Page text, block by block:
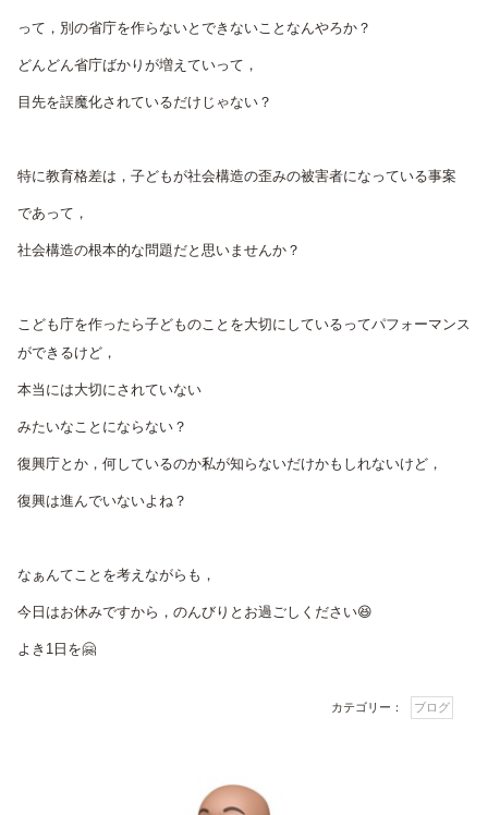
って，別の省庁を作らないとできないことなんやろか？
どんどん省庁ばかりが増えていって，
目先を誤魔化されているだけじゃない？
特に教育格差は，子どもが社会構造の歪みの被害者になっている事案
であって，
社会構造の根本的な問題だと思いませんか？
こども庁を作ったら子どものことを大切にしているってパフォーマンス
ができるけど，
本当には大切にされていない
みたいなことにならない？
復興庁とか，何しているのか私が知らないだけかもしれないけど，
復興は進んでいないよね？
なぁんてことを考えながらも，
今日はお休みですから，のんびりとお過ごしください😆
よき1日を🤗
カテゴリー： ブログ